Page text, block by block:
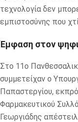
τεχνολογία δεν
εμπιστοσύνης που
Έμφαση στον
Στο 11ο
συμμετείχαν ο
Παπαστεργίου,
Φαρμακευτικού
Γεωργιάδης